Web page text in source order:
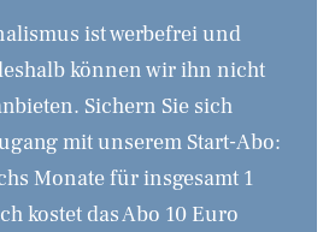
ist werbefrei und
können wir ihn nicht
Sichern Sie sich
mit unserem Start-Abo:
Monate für insgesamt 1
kostet das Abo 10 Euro